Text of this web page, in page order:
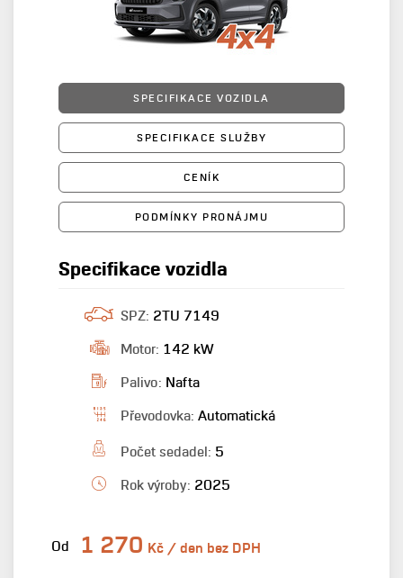
SPECIFIKACE VOZIDLA
SPECIFIKACE SLUŽBY
CENÍK
PODMÍNKY PRONÁJMU
Specifikace vozidla
SPZ: 2TU 7149
Motor: 142 kW
Palivo: Nafta
Převodovka: Automatická
Počet sedadel: 5
Rok výroby: 2025
Od 1 270 Kč / den bez DPH